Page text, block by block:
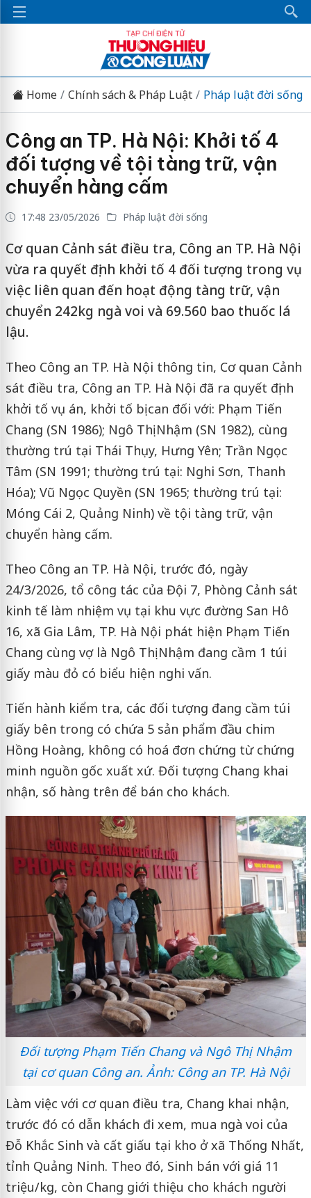
Home Chính sách & Pháp Luật Pháp luật đời sống
Công an TP. Hà Nội: Khởi tố 4
đối tượng về tội tàng trữ, vận
chuyển hàng cấm
17:48 23/05/2026 Pháp luật đời sống
Cơ quan Cảnh sát điều tra, Công an TP. Hà Nội
vừa ra quyết định khởi tố 4 đối tượng trong vụ
việc liên quan đến hoạt động tàng trữ, vận
chuyển 242kg ngà voi và 69.560 bao thuốc lá
lậu.
Theo Công an TP. Hà Nội thông tin, Cơ quan Cảnh
sát điều tra, Công an TP. Hà Nội đã ra quyết định
khởi tố vụ án, khởi tố bị can đối với: Phạm Tiến
Chang (SN 1986); Ngô Thị Nhậm (SN 1982), cùng
thường trú tại Thái Thụy, Hưng Yên; Trần Ngọc
Tâm (SN 1991; thường trú tại: Nghi Sơn, Thanh
Hóa); Vũ Ngọc Quyền (SN 1965; thường trú tại:
Móng Cái 2, Quảng Ninh) về tội tàng trữ, vận
chuyển hàng cấm.
Theo Công an TP. Hà Nội, trước đó, ngày
24/3/2026, tổ công tác của Đội 7, Phòng Cảnh sát
kinh tế làm nhiệm vụ tại khu vực đường San Hô
16, xã Gia Lâm, TP. Hà Nội phát hiện Phạm Tiến
Chang cùng vợ là Ngô Thị Nhậm đang cầm 1 túi
giấy màu đỏ có biểu hiện nghi vấn.
Tiến hành kiểm tra, các đối tượng đang cầm túi
giấy bên trong có chứa 5 sản phẩm đầu chim
Hồng Hoàng, không có hoá đơn chứng từ chứng
minh nguồn gốc xuất xứ. Đối tượng Chang khai
nhận, số hàng trên để bán cho khách.
Đối tượng Phạm Tiến Chang và Ngô Thị Nhậm
tại cơ quan Công an. Ảnh: Công an TP. Hà Nội
Làm việc với cơ quan điều tra, Chang khai nhận,
trước đó có dẫn khách đi xem, mua ngà voi của
Đỗ Khắc Sinh và cất giấu tại kho ở xã Thống Nhất,
tỉnh Quảng Ninh. Theo đó, Sinh bán với giá 11
triệu/kg, còn Chang giới thiệu cho khách người